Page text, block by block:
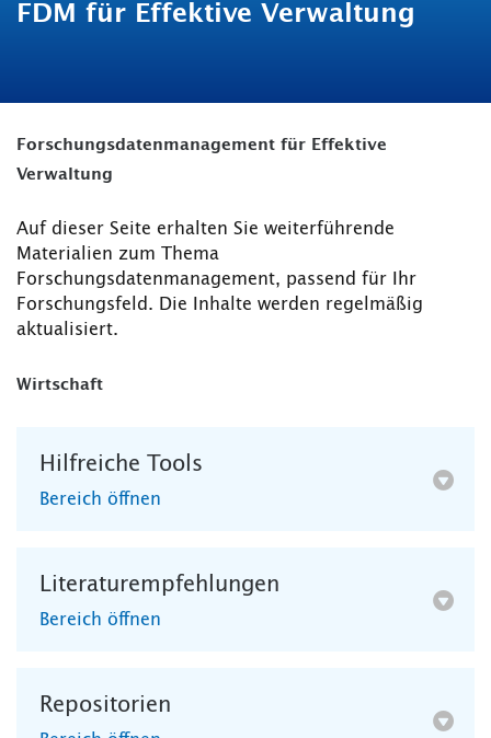
FDM für Effektive Verwaltung
Forschungsdatenmanagement für Effektive
Verwaltung
Auf dieser Seite erhalten Sie weiterführende
Materialien zum Thema
Forschungsdatenmanagement, passend für Ihr
Forschungsfeld. Die Inhalte werden regelmäßig
aktualisiert.
Wirtschaft
Hilfreiche Tools
Bereich öffnen
Literaturempfehlungen
Bereich öffnen
Repositorien